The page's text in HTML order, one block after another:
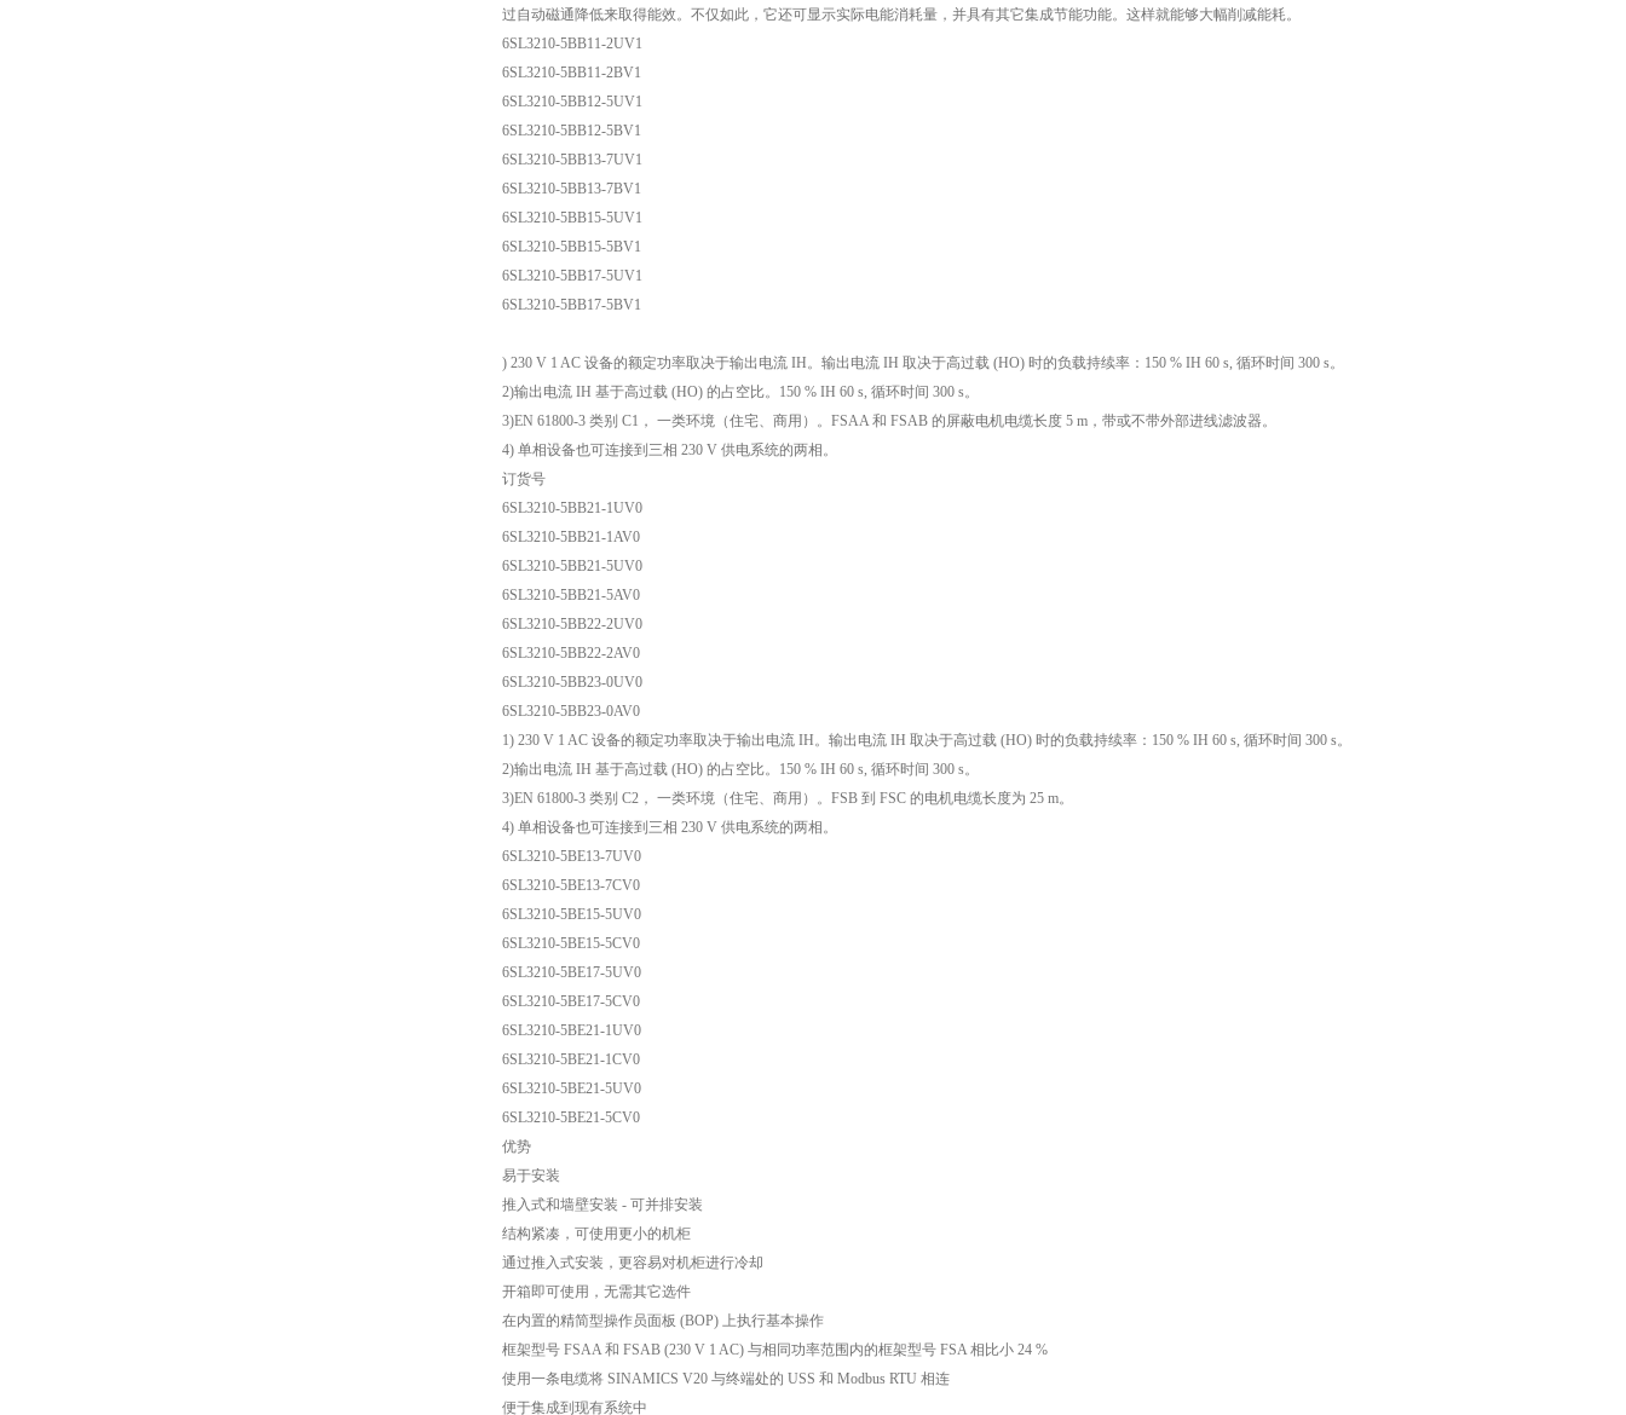
过自动磁通降低来取得能效。不仅如此，它还可显示实际电能消耗量，并具有其它集成节能功能。这样就能够大幅削减能耗。
6SL3210-5BB11-2UV1
6SL3210-5BB11-2BV1
6SL3210-5BB12-5UV1
6SL3210-5BB12-5BV1
6SL3210-5BB13-7UV1
6SL3210-5BB13-7BV1
6SL3210-5BB15-5UV1
6SL3210-5BB15-5BV1
6SL3210-5BB17-5UV1
6SL3210-5BB17-5BV1
) 230 V 1 AC 设备的额定功率取决于输出电流 IH。输出电流 IH 取决于高过载 (HO) 时的负载持续率：150 % IH 60 s, 循环时间 300 s。
2)输出电流 IH 基于高过载 (HO) 的占空比。150 % IH 60 s, 循环时间 300 s。
3)EN 61800-3 类别 C1， 一类环境（住宅、商用）。FSAA 和 FSAB 的屏蔽电机电缆长度 5 m，带或不带外部进线滤波器。
4) 单相设备也可连接到三相 230 V 供电系统的两相。
订货号
6SL3210-5BB21-1UV0
6SL3210-5BB21-1AV0
6SL3210-5BB21-5UV0
6SL3210-5BB21-5AV0
6SL3210-5BB22-2UV0
6SL3210-5BB22-2AV0
6SL3210-5BB23-0UV0
6SL3210-5BB23-0AV0
1) 230 V 1 AC 设备的额定功率取决于输出电流 IH。输出电流 IH 取决于高过载 (HO) 时的负载持续率：150 % IH 60 s, 循环时间 300 s。
2)输出电流 IH 基于高过载 (HO) 的占空比。150 % IH 60 s, 循环时间 300 s。
3)EN 61800-3 类别 C2， 一类环境（住宅、商用）。FSB 到 FSC 的电机电缆长度为 25 m。
4) 单相设备也可连接到三相 230 V 供电系统的两相。
6SL3210-5BE13-7UV0
6SL3210-5BE13-7CV0
6SL3210-5BE15-5UV0
6SL3210-5BE15-5CV0
6SL3210-5BE17-5UV0
6SL3210-5BE17-5CV0
6SL3210-5BE21-1UV0
6SL3210-5BE21-1CV0
6SL3210-5BE21-5UV0
6SL3210-5BE21-5CV0
优势
易于安装
推入式和墙壁安装 - 可并排安装
结构紧凑，可使用更小的机柜
通过推入式安装，更容易对机柜进行冷却
开箱即可使用，无需其它选件
在内置的精简型操作员面板 (BOP) 上执行基本操作
框架型号 FSAA 和 FSAB (230 V 1 AC) 与相同功率范围内的框架型号 FSA 相比小 24 %
使用一条电缆将 SINAMICS V20 与终端处的 USS 和 Modbus RTU 相连
便于集成到现有系统中